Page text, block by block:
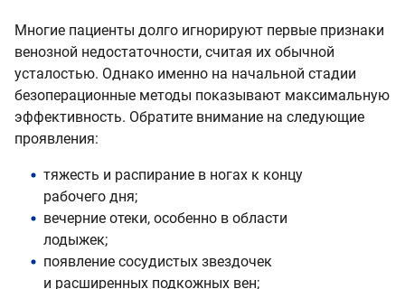
Многие пациенты долго игнорируют первые признаки
венозной недостаточности, считая их обычной
усталостью. Однако именно на начальной стадии
безоперационные методы показывают максимальную
эффективность. Обратите внимание на следующие
проявления:
тяжесть и распирание в ногах к концу
рабочего дня;
вечерние отеки, особенно в области
лодыжек;
появление сосудистых звездочек
и расширенных подкожных вен;